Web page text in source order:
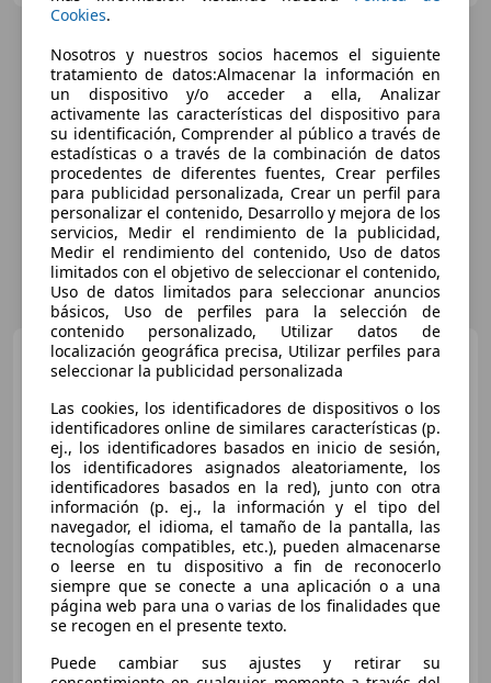
Toyota Yaris Cross 120H
Active Tech
€ 20.490
Súperoferta
04/2023 39.179 km
Electro/Gasolina
85 kW (116 CV)
GRUPO FLEXICAR VALENCIA.
Cookies.
Nosotros y nuestros socios hacemos el siguiente
tratamiento de datos:Almacenar la información en
un dispositivo y/o acceder a ella, Analizar
activamente las características del dispositivo para
su identificación, Comprender al público a través de
estadísticas o a través de la combinación de datos
procedentes de diferentes fuentes, Crear perfiles
para publicidad personalizada, Crear un perfil para
personalizar el contenido, Desarrollo y mejora de los
servicios, Medir el rendimiento de la publicidad,
Medir el rendimiento del contenido, Uso de datos
limitados con el objetivo de seleccionar el contenido,
Uso de datos limitados para seleccionar anuncios
básicos, Uso de perfiles para la selección de
contenido personalizado, Utilizar datos de
localización geográfica precisa, Utilizar perfiles para
seleccionar la publicidad personalizada
Las cookies, los identificadores de dispositivos o los
identificadores online de similares características (p.
ej., los identificadores basados en inicio de sesión,
los identificadores asignados aleatoriamente, los
identificadores basados en la red), junto con otra
información (p. ej., la información y el tipo del
navegador, el idioma, el tamaño de la pantalla, las
tecnologías compatibles, etc.), pueden almacenarse
o leerse en tu dispositivo a fin de reconocerlo
siempre que se conecte a una aplicación o a una
página web para una o varias de los finalidades que
se recogen en el presente texto.
Puede cambiar sus ajustes y retirar su